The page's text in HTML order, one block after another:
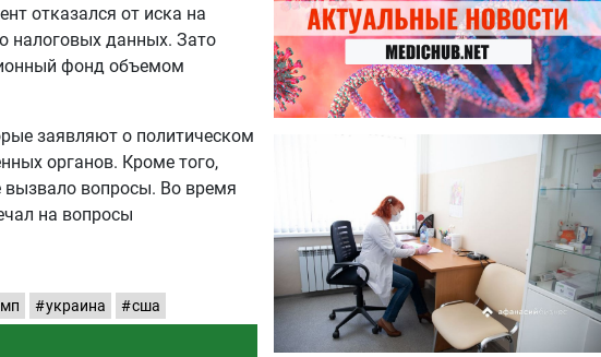
отказался от иска на
налоговых данных. Зато
фонд объемом
заявляют о политическом
органов. Кроме того,
вызвало вопросы. Во время
на вопросы
украина сша
угрозы: что нужно знать о
летних инфекциях